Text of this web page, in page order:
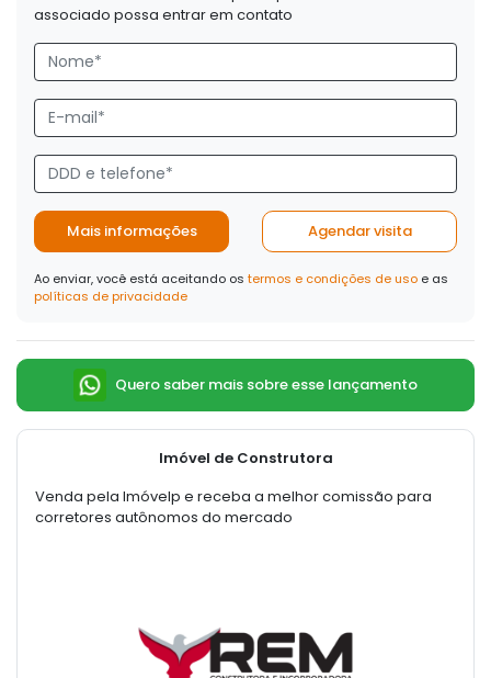
associado possa entrar em contato
Mais informações Agendar visita
Ao enviar, você está aceitando os termos e condições de uso e as
políticas de privacidade
Quero saber mais sobre esse lançamento
Imóvel de Construtora
Venda pela Imóvelp e receba a melhor comissão para
corretores autônomos do mercado